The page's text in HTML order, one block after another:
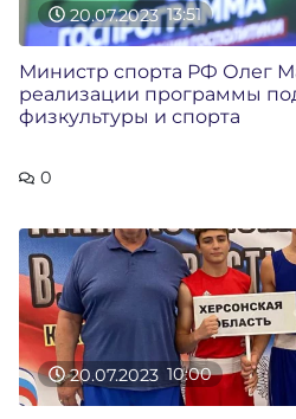
20.07.2023 13:51
Министр спорта РФ Олег
реализации программы
физкультуры и спорта
0
20.07.2023 10:00